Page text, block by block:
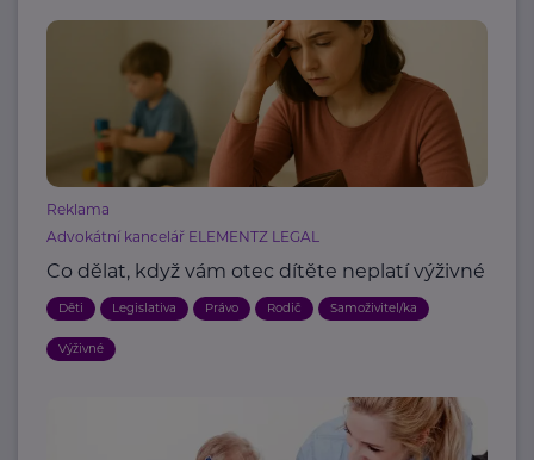
Reklama
Advokátní kancelář ELEMENTZ LEGAL
Co dělat, když vám otec dítěte neplatí výživné
Děti Legislativa Právo Rodič Samoživitel/ka
Výživné